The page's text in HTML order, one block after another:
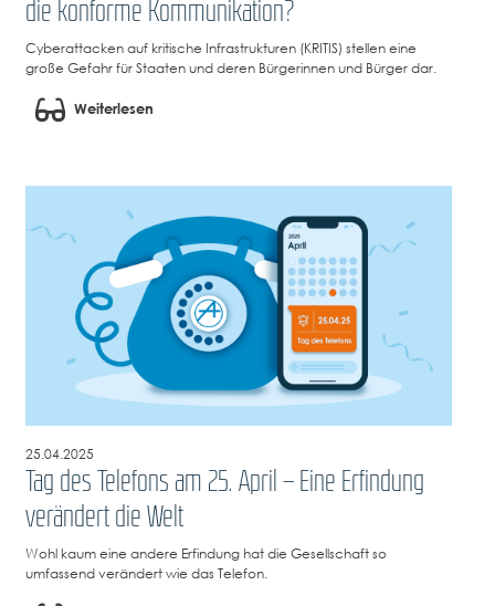
die konforme Kommunikation?
Cyberattacken auf kritische Infrastrukturen (KRITIS) stellen eine
große Gefahr für Staaten und deren Bürgerinnen und Bürger dar.
Weiterlesen
25.04.2025
Tag des Telefons am 25. April – Eine Erfindung
verändert die Welt
Wohl kaum eine andere Erfindung hat die Gesellschaft so
umfassend verändert wie das Telefon.